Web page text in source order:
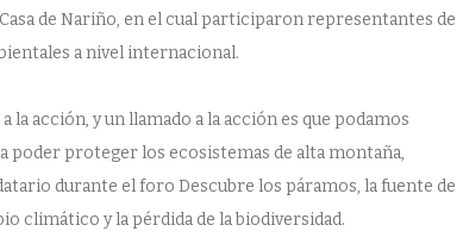
de Nariño, en el cual participaron representantes de
a nivel internacional.
acción, y un llamado a la acción es que podamos
poder proteger los ecosistemas de alta montaña,
durante el foro Descubre los páramos, la fuente de
climático y la pérdida de la biodiversidad.